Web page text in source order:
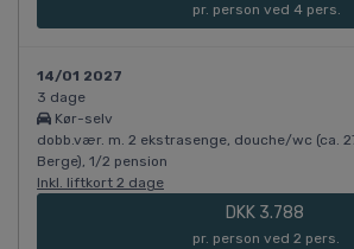
pr. person ved 4 pers.
14/01 2027
3 dage
Kør-selv
dobb.vær. m. 2 ekstrasenge, douche/wc (ca.
Berge), 1/2 pension
Inkl. liftkort 2 dage
DKK 3.788
pr. person ved 2 pers.